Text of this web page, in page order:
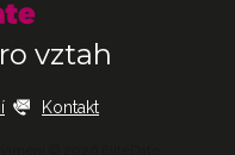
vztah
Kontakt